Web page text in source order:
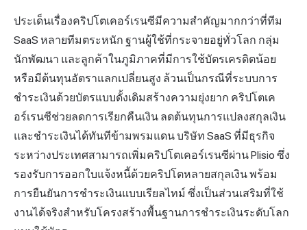
ประเด็นเรื่องคริปโตเคอร์เรนซีมีความสำคัญมากกว่าที่ทีม
SaaS หลายทีมตระหนัก ฐานผู้ใช้ที่กระจายอยู่ทั่วโลก กลุ่ม
นักพัฒนา และลูกค้าในภูมิภาคที่มีการใช้บัตรเครดิตน้อย
หรือมีต้นทุนอัตราแลกเปลี่ยนสูง ล้วนเป็นกรณีที่ระบบการ
ชำระเงินด้วยบัตรแบบดั้งเดิมสร้างความยุ่งยาก คริปโตเค
อร์เรนซีช่วยลดการเรียกคืนเงิน ลดต้นทุนการแปลงสกุลเงิน
และชำระเงินได้ทันทีข้ามพรมแดน บริษัท SaaS ที่มีธุรกิจ
ระหว่างประเทศสามารถเพิ่มคริปโตเคอร์เรนซีผ่านPlisio ซึ่ง
รองรับการออกใบแจ้งหนี้ด้วยคริปโตหลายสกุลเงิน พร้อม
การยืนยันการชำระเงินแบบเรียลไทม์ ซึ่งเป็นส่วนเสริมที่ใช้
งานได้จริงสำหรับโครงสร้างพื้นฐานการชำระเงินระดับโลก